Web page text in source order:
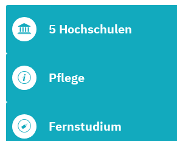
Fernstudium
Pflege
5 Hochschulen